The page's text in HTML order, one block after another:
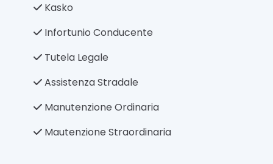
Kasko
Infortunio Conducente
Tutela Legale
Assistenza Stradale
Manutenzione Ordinaria
Mautenzione Straordinaria